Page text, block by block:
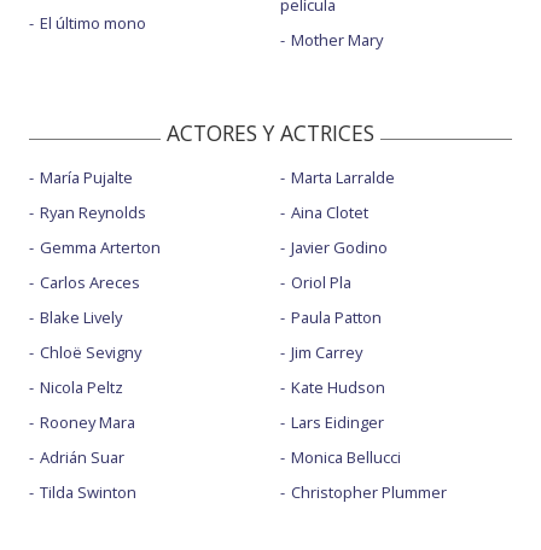
El último mono
película
Mother Mary
ACTORES Y ACTRICES
María Pujalte
Ryan Reynolds
Gemma Arterton
Carlos Areces
Blake Lively
Chloë Sevigny
Nicola Peltz
Rooney Mara
Adrián Suar
Tilda Swinton
Marta Larralde
Aina Clotet
Javier Godino
Oriol Pla
Paula Patton
Jim Carrey
Kate Hudson
Lars Eidinger
Monica Bellucci
Christopher Plummer